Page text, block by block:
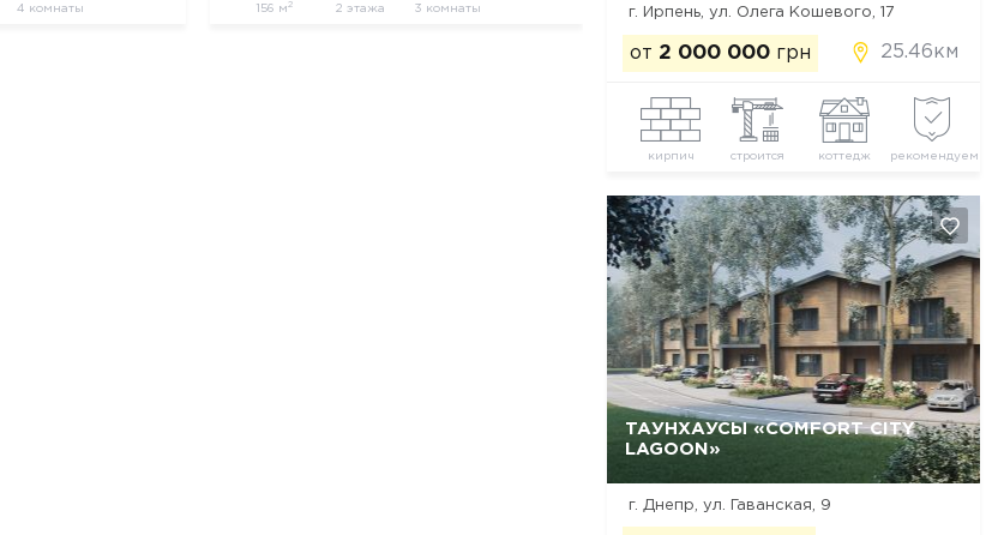
4 комнаты 156 м2 2 этажа 3 комнаты г. Ирпень, ул. Олега Кошевого, 17
от 2 000 000 грн 25.46км
кирпич строится коттедж рекомендуем
ТАУНХАУСЫ «COMFORT CITY
LAGOON»
г. Днепр, ул. Гаванская, 9